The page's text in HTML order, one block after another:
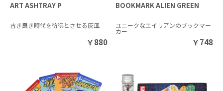
ART ASHTRAY P
古き良き時代を彷彿とさせる灰皿
￥880
BOOKMARK ALIEN GREEN
ユニークなエイリアンのブックマー
カー
￥748